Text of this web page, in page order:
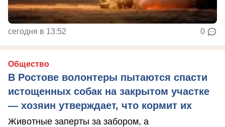
сегодня в 13:52 0
Общество
В Ростове волонтеры пытаются спасти
истощенных собак на закрытом участке
— хозяин утверждает, что кормит их
Животные заперты за забором, а